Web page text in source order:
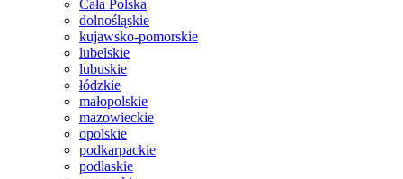
Cała Polska
dolnośląskie
kujawsko-pomorskie
lubelskie
lubuskie
łódzkie
małopolskie
mazowieckie
opolskie
podkarpackie
podlaskie